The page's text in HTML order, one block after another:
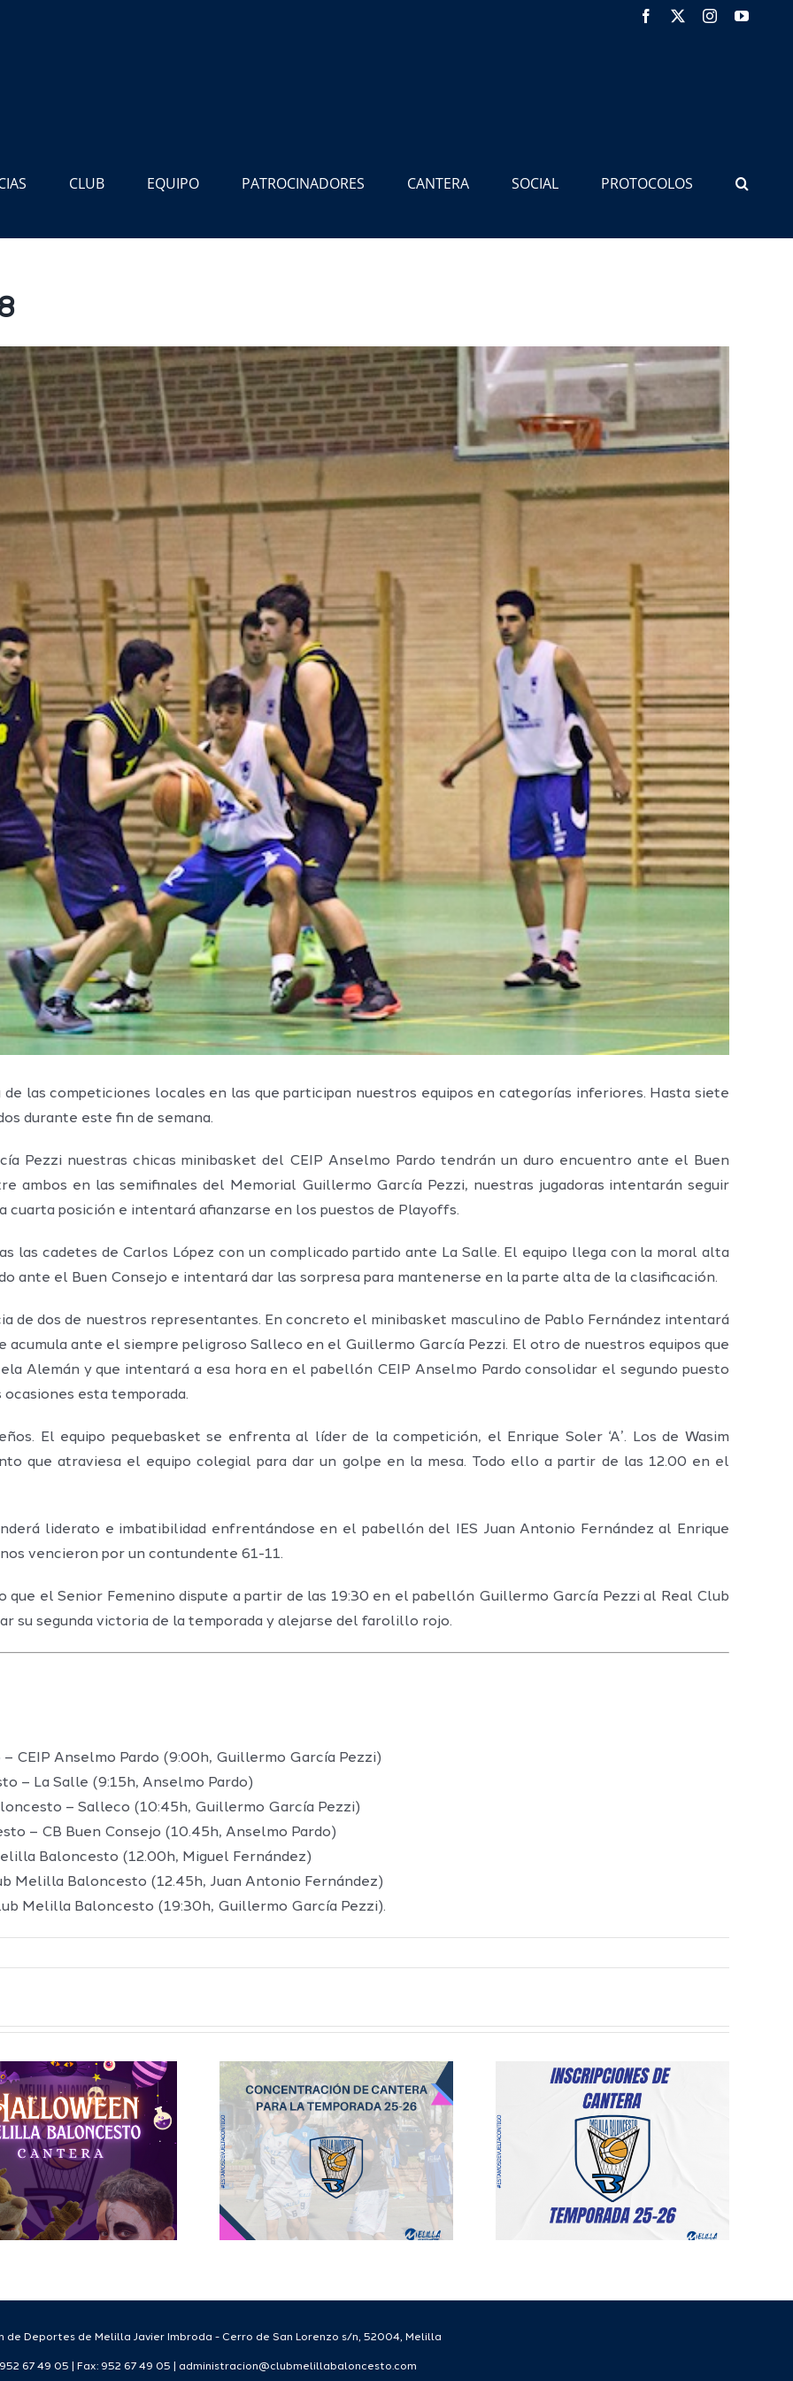
Facebook Instagram
CLUB EQUIPO PATROCINADORES CANTERA SOCIAL PROTOCOLOS
de las competiciones locales en las que participan nuestros equipos en categorías inferiores. Hasta siete
durante este fin de semana.
Pezzi nuestras chicas minibasket del CEIP Anselmo Pardo tendrán un duro encuentro ante el Buen
ambos en las semifinales del Memorial Guillermo García Pezzi, nuestras jugadoras intentarán seguir
posición e intentará afianzarse en los puestos de Playoffs.
las cadetes de Carlos López con un complicado partido ante La Salle. El equipo llega con la moral alta
ante el Buen Consejo e intentará dar las sorpresa para mantenerse en la parte alta de la clasificación.
de dos de nuestros representantes. En concreto el minibasket masculino de Pablo Fernández intentará
ante el siempre peligroso Salleco en el Guillermo García Pezzi. El otro de nuestros equipos que
Alemán y que intentará a esa hora en el pabellón CEIP Anselmo Pardo consolidar el segundo puesto
esta temporada.
El equipo pequebasket se enfrenta al líder de la competición, el Enrique Soler ‘A’. Los de Wasim
que atraviesa el equipo colegial para dar un golpe en la mesa. Todo ello a partir de las 12.00 en el
liderato e imbatibilidad enfrentándose en el pabellón del IES Juan Antonio Fernández al Enrique
vencieron por un contundente 61-11.
el Senior Femenino dispute a partir de las 19:30 en el pabellón Guillermo García Pezzi al Real Club
su segunda victoria de la temporada y alejarse del farolillo rojo.
– CEIP Anselmo Pardo (9:00h, Guillermo García Pezzi)
– La Salle (9:15h, Anselmo Pardo)
– Salleco (10:45h, Guillermo García Pezzi)
– CB Buen Consejo (10.45h, Anselmo Pardo)
Baloncesto (12.00h, Miguel Fernández)
Melilla Baloncesto (12.45h, Juan Antonio Fernández)
Melilla Baloncesto (19:30h, Guillermo García Pezzi).
de jugadores
para la cantera
del Club Melilla
Baloncesto
Temporada 25-
las categorías
inferiores del
Club Melilla
Baloncesto
Temporada
de Deportes de Melilla Javier Imbroda - Cerro de San Lorenzo s/n, 52004, Melilla
67 49 05 | Fax: 952 67 49 05 | administracion@clubmelillabaloncesto.com